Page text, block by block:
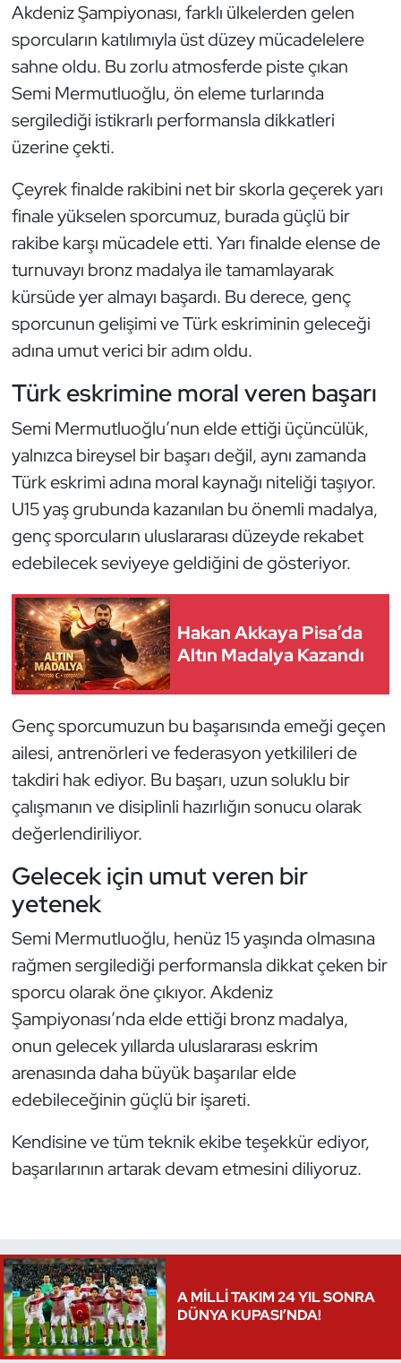
Akdeniz Şampiyonası, farklı ülkelerden gelen
sporcuların katılımıyla üst düzey mücadelelere
sahne oldu. Bu zorlu atmosferde piste çıkan
Semi Mermutluoğlu, ön eleme turlarında
sergilediği istikrarlı performansla dikkatleri
üzerine çekti.
Çeyrek finalde rakibini net bir skorla geçerek yarı
finale yükselen sporcumuz, burada güçlü bir
rakibe karşı mücadele etti. Yarı finalde elense de
turnuvayı bronz madalya ile tamamlayarak
kürsüde yer almayı başardı. Bu derece, genç
sporcunun gelişimi ve Türk eskriminin geleceği
adına umut verici bir adım oldu.
Türk eskrimine moral veren başarı
Semi Mermutluoğlu’nun elde ettiği üçüncülük,
yalnızca bireysel bir başarı değil, aynı zamanda
Türk eskrimi adına moral kaynağı niteliği taşıyor.
U15 yaş grubunda kazanılan bu önemli madalya,
genç sporcuların uluslararası düzeyde rekabet
edebilecek seviyeye geldiğini de gösteriyor.
Hakan Akkaya Pisa’da
Altın Madalya Kazandı
Genç sporcumuzun bu başarısında emeği geçen
ailesi, antrenörleri ve federasyon yetkilileri de
takdiri hak ediyor. Bu başarı, uzun soluklu bir
çalışmanın ve disiplinli hazırlığın sonucu olarak
değerlendiriliyor.
Gelecek için umut veren bir
yetenek
Semi Mermutluoğlu, henüz 15 yaşında olmasına
rağmen sergilediği performansla dikkat çeken bir
sporcu olarak öne çıkıyor. Akdeniz
Şampiyonası’nda elde ettiği bronz madalya,
onun gelecek yıllarda uluslararası eskrim
arenasında daha büyük başarılar elde
edebileceğinin güçlü bir işareti.
Kendisine ve tüm teknik ekibe teşekkür ediyor,
başarılarının artarak devam etmesini diliyoruz.
A MİLLİ TAKIM 24 YIL SONRA
DÜNYA KUPASI’NDA!